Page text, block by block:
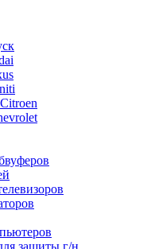
защиты г/н